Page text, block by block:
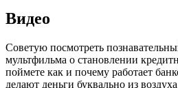
Видео
Советую посмотреть
мультфильма о становлении
поймете как и почему работает
делают деньги буквально из